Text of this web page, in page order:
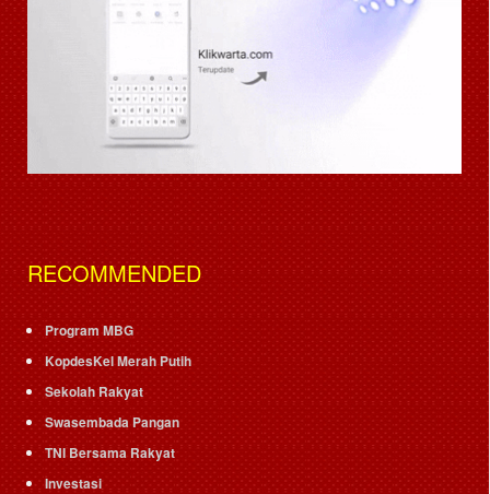
RECOMMENDED
Program MBG
KopdesKel Merah Putih
Sekolah Rakyat
Swasembada Pangan
TNI Bersama Rakyat
Investasi